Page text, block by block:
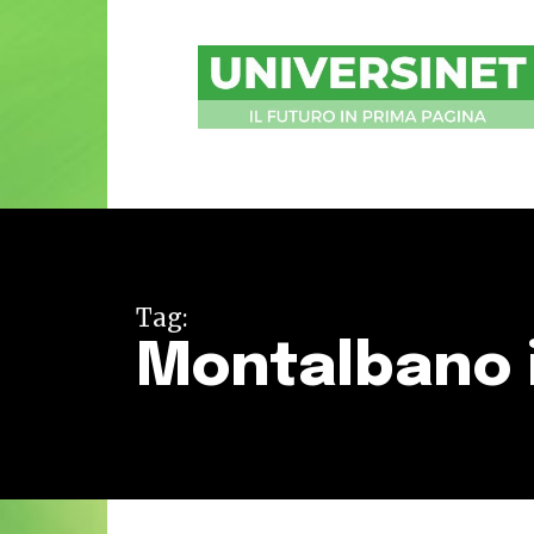
UniversiNet
Magazine
Tag:
Montalbano